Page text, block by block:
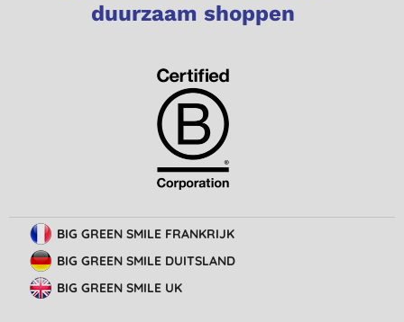
duurzaam shoppen
BIG GREEN SMILE FRANKRIJK
BIG GREEN SMILE DUITSLAND
BIG GREEN SMILE UK